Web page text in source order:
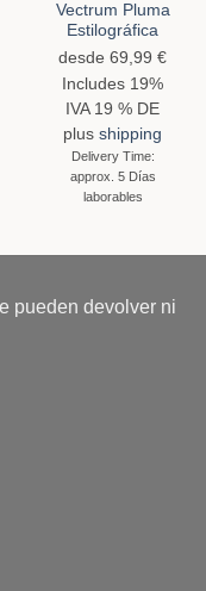
Vectrum Pluma
Estilográfica
desde69,99€
Includes 19%
IVA 19 % DE
plusshipping
Delivery Time:
approx. 5 Días
laborables
pueden devolver ni